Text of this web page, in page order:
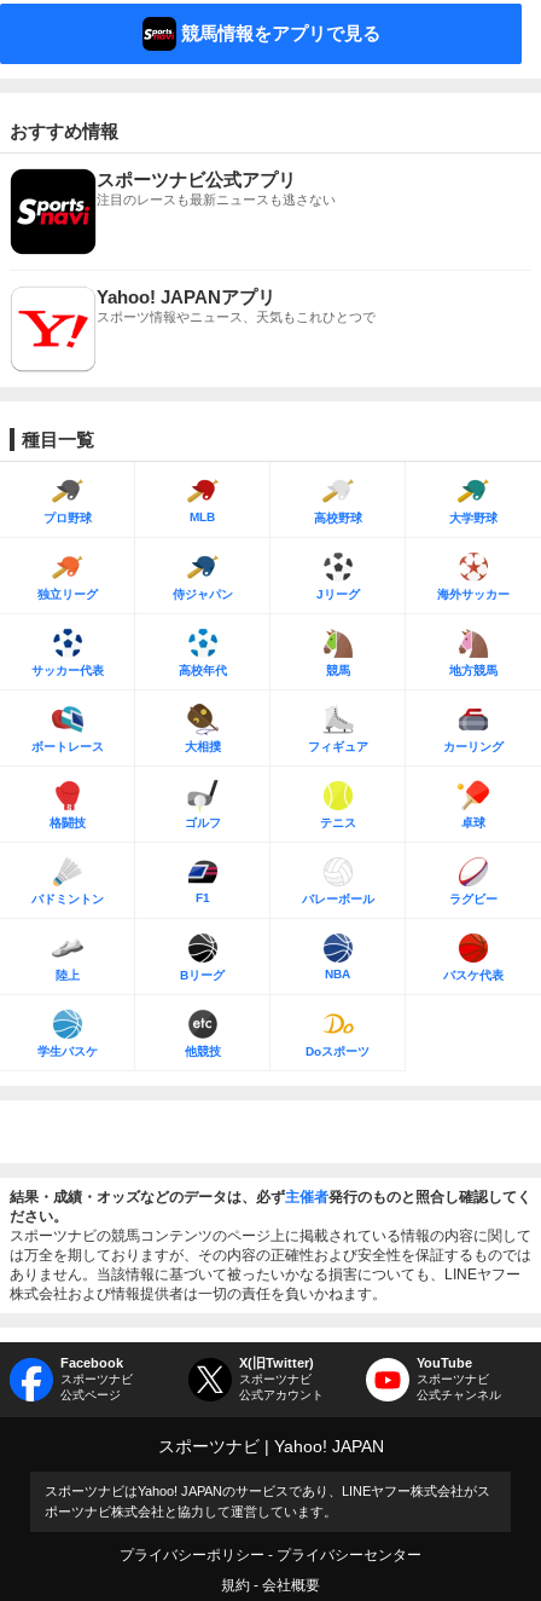
競馬情報をアプリで見る
おすすめ情報
スポーツナビ公式アプリ
注目のレースも最新ニュースも逃さない
Yahoo! JAPANアプリ
スポーツ情報やニュース、天気もこれひとつで
種目一覧
プロ野球 MLB 高校野球 大学野球
独立リーグ 侍ジャパン Jリーグ 海外サッカー
サッカー代表 高校年代 競馬 地方競馬
ボートレース 大相撲 フィギュア カーリング
格闘技 ゴルフ テニス 卓球
バドミントン F1 バレーボール ラグビー
陸上 Bリーグ NBA バスケ代表
学生バスケ 他競技 Doスポーツ
結果・成績・オッズなどのデータは、必ず主催者発行のものと照合し確認してく
ださい。
スポーツナビの競馬コンテンツのページ上に掲載されている情報の内容に関して
は万全を期しておりますが、その内容の正確性および安全性を保証するものでは
ありません。当該情報に基づいて被ったいかなる損害についても、LINEヤフー
株式会社および情報提供者は一切の責任を負いかねます。
Facebook
スポーツナビ
公式ページ
X(旧Twitter)
スポーツナビ
公式アカウント
YouTube
スポーツナビ
公式チャンネル
スポーツナビ Yahoo! JAPAN
スポーツナビはYahoo! JAPANのサービスであり、LINEヤフー株式会社がス
ポーツナビ株式会社と協力して運営しています。
プライバシーポリシー
プライバシーセンター
規約
会社概要